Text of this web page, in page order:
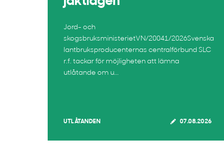
Jord- och
skogsbruksministerietVN/20041/2026Svenska
lantbruksproducenternas centralförbund SLC
r.f. tackar för möjligheten att lämna
utlåtande om u...
UTLÅTANDEN 07.08.2026